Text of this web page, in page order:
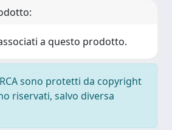
a questo prodotto.
sono protetti da copyright
riservati, salvo diversa